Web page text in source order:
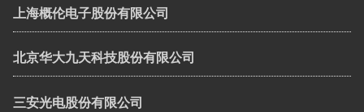
上海概伦电子股份有限公司
北京华大九天科技股份有限公司
三安光电股份有限公司